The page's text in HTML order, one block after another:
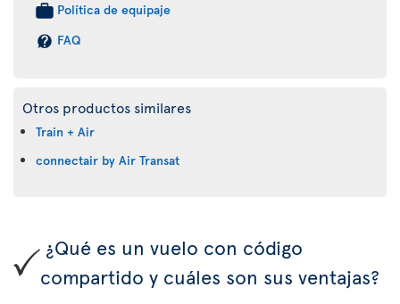
Política de equipaje
FAQ
Otros productos similares
Train + Air
connectair by Air Transat
¿Qué es un vuelo con código
compartido y cuáles son sus ventajas?